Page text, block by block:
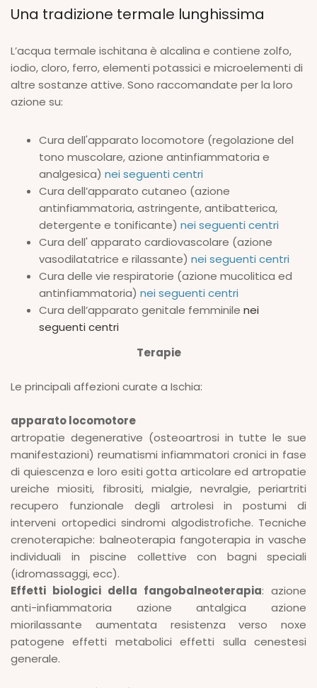
Una tradizione termale lunghissima
L’acqua termale ischitana è alcalina e contiene zolfo,
iodio, cloro, ferro, elementi potassici e microelementi di
altre sostanze attive. Sono raccomandate per la loro
azione su:
Cura dell'apparato locomotore (regolazione del
tono muscolare, azione antinfiammatoria e
analgesica) nei seguenti centri
Cura dell’apparato cutaneo (azione
antinfiammatoria, astringente, antibatterica,
detergente e tonificante) nei seguenti centri
Cura dell' apparato cardiovascolare (azione
vasodilatatrice e rilassante) nei seguenti centri
Cura delle vie respiratorie (azione mucolitica ed
antinfiammatoria) nei seguenti centri
Cura dell’apparato genitale femminile nei
seguenti centri
Terapie
Le principali affezioni curate a Ischia:
apparato locomotore
artropatie degenerative (osteoartrosi in tutte le sue
manifestazioni) reumatismi infiammatori cronici in fase
di quiescenza e loro esiti gotta articolare ed artropatie
ureiche miositi, fibrositi, mialgie, nevralgie, periartriti
recupero funzionale degli artrolesi in postumi di
interveni ortopedici sindromi algodistrofiche. Tecniche
crenoterapiche: balneoterapia fangoterapia in vasche
individuali in piscine collettive con bagni speciali
(idromassaggi, ecc).
Effetti biologici della fangobalneoterapia: azione
anti-infiammatoria azione antalgica azione
miorilassante aumentata resistenza verso noxe
patogene effetti metabolici effetti sulla cenestesi
generale.